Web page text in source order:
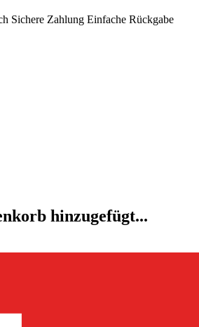
Sichere Zahlung Einfache Rückgabe
hinzugefügt...